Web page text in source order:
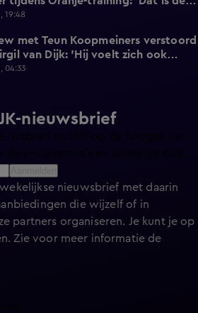
keer!'
19:48
met Teun Koopmeiners verstoord
van Dijk: 'Hij voelt zich ook
04:33
nieuwsbrief
nieuwsbrief met daarin
die wijzelf of in
partners organiseren. Je kunt je op
Zie voor meer informatie de